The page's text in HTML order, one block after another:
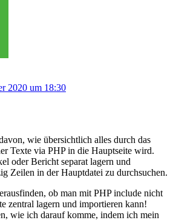
2020 um 18:30
wie übersichtlich alles durch das
Texte via PHP in die Hauptseite wird.
oder Bericht separat lagern und
Zeilen in der Hauptdatei zu durchsuchen.
ob man mit PHP include nicht
zentral lagern und importieren kann!
wie ich darauf komme, indem ich mein